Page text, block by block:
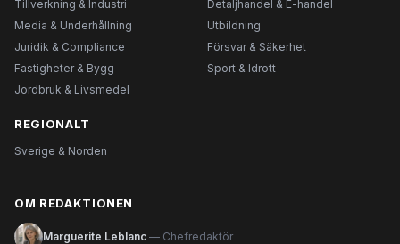
Tillverkning & Industri
Detaljhandel & E-handel
Media & Underhållning
Utbildning
Juridik & Compliance
Försvar & Säkerhet
Fastigheter & Bygg
Sport & Idrott
Jordbruk & Livsmedel
REGIONALT
Sverige & Norden
OM REDAKTIONEN
Marguerite Leblanc — Chefredaktör